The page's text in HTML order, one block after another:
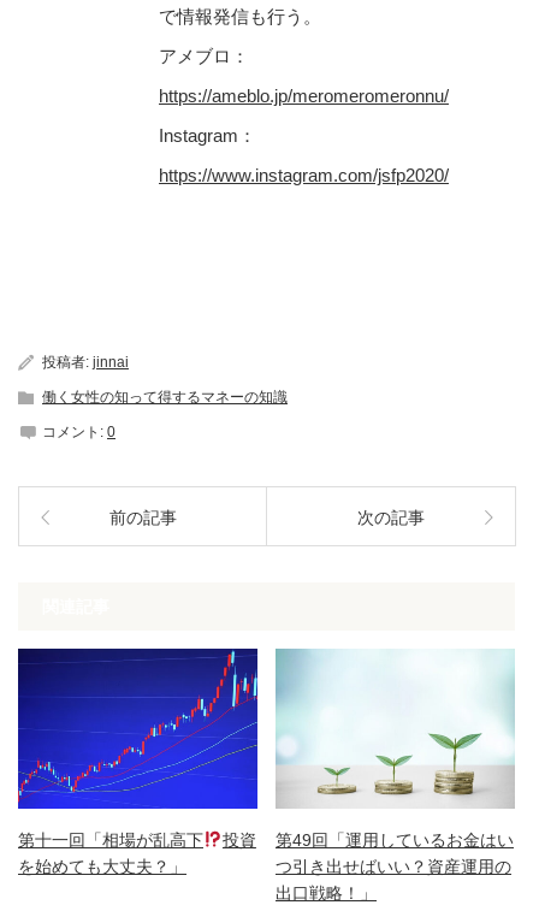
で情報発信も行う。
アメブロ：
https://ameblo.jp/meromeromeronnu/
Instagram：
https://www.instagram.com/jsfp2020/
投稿者: jinnai
働く女性の知って得するマネーの知識
コメント: 0
前の記事 次の記事
第十一回「相場が乱高下
投資
を始めても大丈夫？」
第49回「運用しているお金はい
つ引き出せばいい？資産運用の
出口戦略！」